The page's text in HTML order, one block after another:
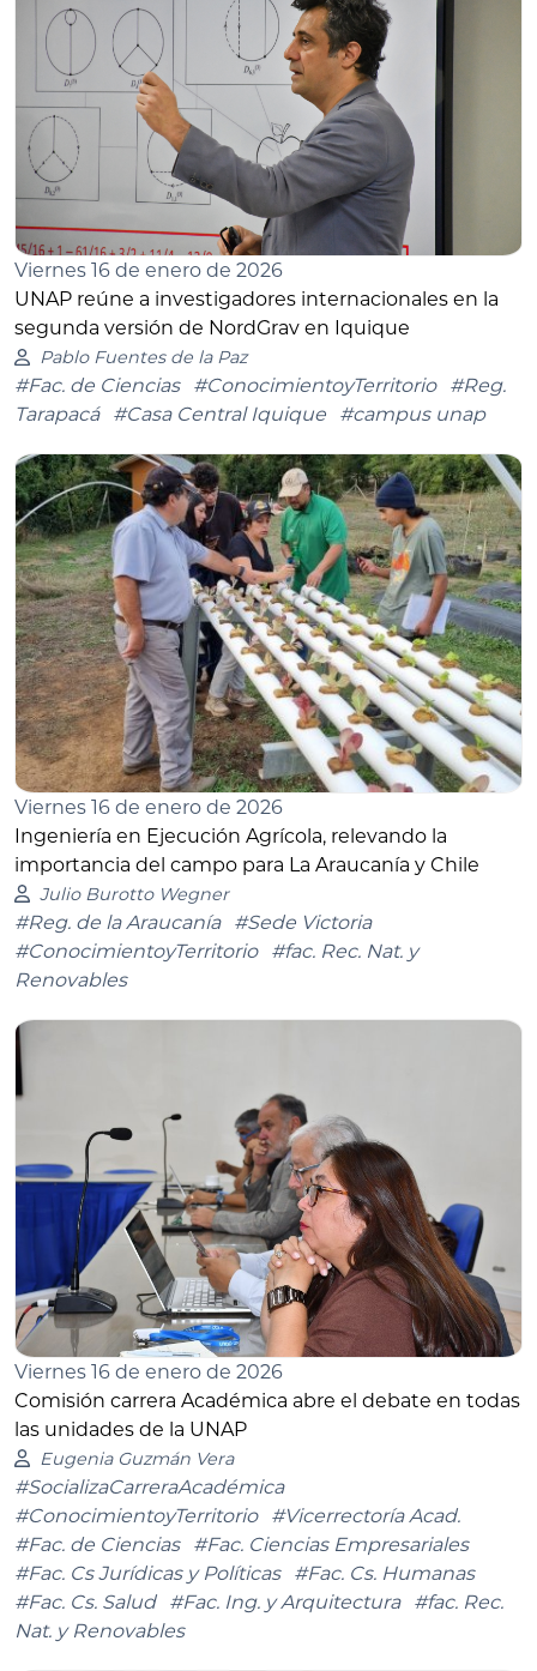
Viernes 16 de enero de 2026
UNAP reúne a investigadores internacionales en la
segunda versión de NordGrav en Iquique
Pablo Fuentes de la Paz
#Fac. de Ciencias #ConocimientoyTerritorio
#Reg.
Tarapacá
#Casa Central Iquique #campus unap
Viernes 16 de enero de 2026
Ingeniería en Ejecución Agrícola, relevando la
importancia del campo para La Araucanía y Chile
Julio Burotto Wegner
#Reg. de la Araucanía
#Sede Victoria
#ConocimientoyTerritorio
#fac. Rec. Nat. y
Renovables
Viernes 16 de enero de 2026
Comisión carrera Académica abre el debate en todas
las unidades de la UNAP
Eugenia Guzmán Vera
#SocializaCarreraAcadémica
#ConocimientoyTerritorio
#Vicerrectoría Acad.
#Fac. de Ciencias
#Fac. Ciencias Empresariales
#Fac. Cs Jurídicas y Políticas
#Fac. Cs. Humanas
#Fac. Cs. Salud
#Fac. Ing. y Arquitectura
#fac. Rec.
Nat. y Renovables